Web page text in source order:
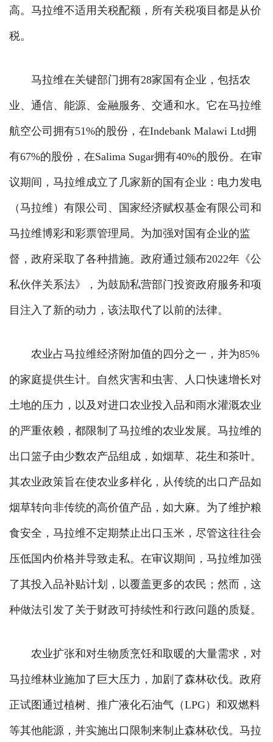
高。马拉维不适用关税配额，所有关税项目都是从价
税。
马拉维在关键部门拥有28家国有企业，包括农
业、通信、能源、金融服务、交通和水。它在马拉维
航空公司拥有51%的股份，在Indebank Malawi Ltd拥
有67%的股份，在Salima Sugar拥有40%的股份。在审
议期间，马拉维成立了几家新的国有企业：电力发电
（马拉维）有限公司、国家经济赋权基金有限公司和
马拉维博彩和彩票管理局。为加强对国有企业的监
督，政府采取了各种措施。政府通过颁布2022年《公
私伙伴关系法》，为鼓励私营部门投资政府服务和项
目注入了新的动力，该法取代了以前的法律。
农业占马拉维经济附加值的四分之一，并为85%
的家庭提供生计。自然灾害和虫害、人口快速增长对
土地的压力，以及对进口农业投入品和雨水灌溉农业
的严重依赖，都限制了马拉维的农业发展。马拉维的
出口篮子由少数农产品组成，如烟草、花生和茶叶。
其农业政策旨在使农业多样化，从传统的出口产品如
烟草转向非传统的高价值产品，如大麻。为了维护粮
食安全，马拉维不定期禁止出口玉米，尽管这往往会
压低国内价格并导致走私。在审议期间，马拉维加强
了其投入品补贴计划，以覆盖更多的农民；然而，这
种做法引发了关于财政可持续性和行政问题的质疑。
农业扩张和对生物质烹饪和取暖的大量需求，对
马拉维林业施加了巨大压力，加剧了森林砍伐。政府
正试图通过植树、推广液化石油气（LPG）和双燃料
等其他能源，并实施出口限制来制止森林砍伐。马拉